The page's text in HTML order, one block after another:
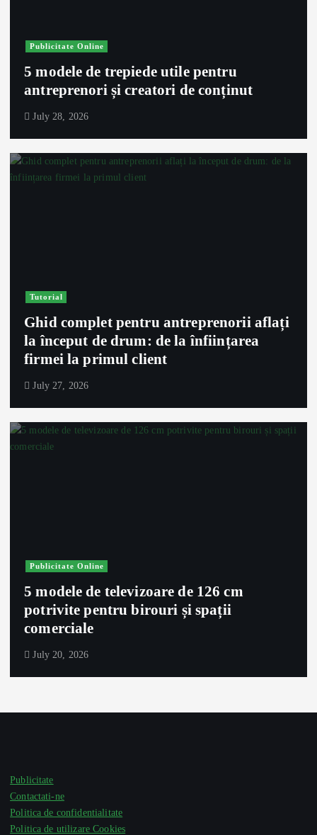
Publicitate Online
5 modele de trepiede utile pentru
antreprenori și creatori de conținut
July 28, 2026
Tutorial
Ghid complet pentru antreprenorii aflați
la început de drum: de la înființarea
firmei la primul client
July 27, 2026
Publicitate Online
5 modele de televizoare de 126 cm
potrivite pentru birouri și spații
comerciale
July 20, 2026
Publicitate
Contactati-ne
Politica de confidentialitate
Politica de utilizare Cookies